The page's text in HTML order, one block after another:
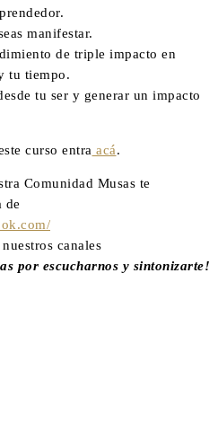
manifestar.
de triple impacto en
tu tiempo.
tu ser y generar un impacto
curso entra acá.
Comunidad Musas te
de
canales
por escucharnos y sintonizarte!